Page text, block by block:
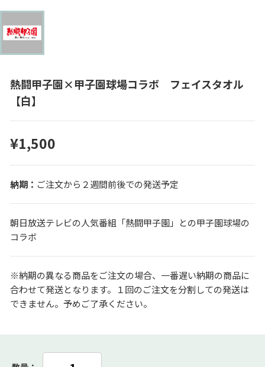
熱闘甲子園×甲子園球場コラボ フェイスタオル
【白】
¥1,500
ご注文から２週間前後での発送予定
朝日放送テレビの人気番組「熱闘甲子園」との甲子園球場の
コラボ
※納期の異なる商品をご注文の場合、一番遅い納期の商品に
合わせて発送となります。１回のご注文を分割しての発送は
できません。予めご了承ください。